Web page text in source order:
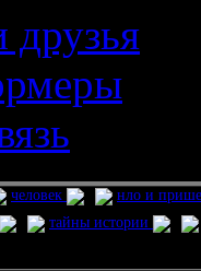
друзья
человек
нло и
тайны истории